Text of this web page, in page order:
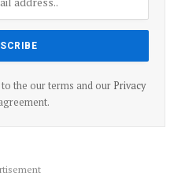
the our terms and our Privacy